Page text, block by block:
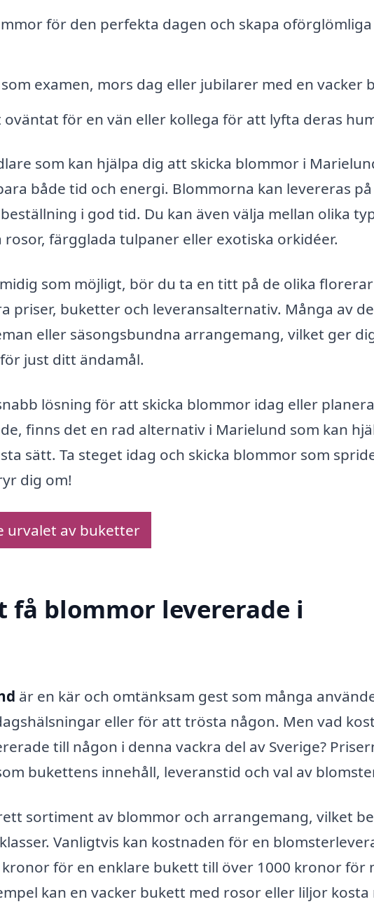
för den perfekta dagen och skapa oförglömliga
examen, mors dag eller jubilarer med en vacker
för en vän eller kollega för att lyfta deras
som kan hjälpa dig att skicka blommor i
både tid och energi. Blommorna kan levereras
i god tid. Du kan även välja mellan olika
färgglada tulpaner eller exotiska orkidéer.
som möjligt, bör du ta en titt på de olika
priser, buketter och leveransalternativ. Många av
eller säsongsbundna arrangemang, vilket ger
just ditt ändamål.
lösning för att skicka blommor idag eller
finns det en rad alternativ i Marielund som kan
sätt. Ta steget idag och skicka blommor som
dig om!
urvalet av buketter
få blommor levererade i
är en kär och omtänksam gest som många
eller för att trösta någon. Men vad
till någon i denna vackra del av Sverige?
bukettens innehåll, leveranstid och val av
sortiment av blommor och arrangemang, vilket
Vanligtvis kan kostnaden för en
för en enklare bukett till över 1000 kronor för
kan en vacker bukett med rosor eller liljor